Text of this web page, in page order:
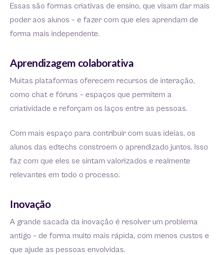
Essas são formas criativas de ensino, que visam dar mais
poder aos alunos – e fazer com que eles aprendam de
forma mais independente.
Aprendizagem colaborativa
Muitas plataformas oferecem recursos de interação,
como chat e fóruns – espaços que permitem a
criatividade e reforçam os laços entre as pessoas.
Com mais espaço para contribuir com suas ideias, os
alunos das edtechs constroem o aprendizado juntos. Isso
faz com que eles se sintam valorizados e realmente
relevantes em todo o processo.
Inovação
A grande sacada da inovação é resolver um problema
antigo – de forma muito mais rápida, com menos custos e
que ajude as pessoas envolvidas.